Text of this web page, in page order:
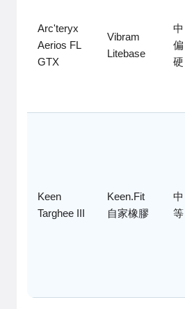
Arc'teryx
Aerios FL
GTX
Vibram
Litebase
中
偏
硬
Keen
Targhee III
Keen.Fit
自家橡膠
中
等